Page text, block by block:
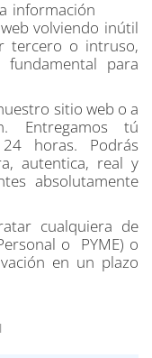
información
volviendo inútil
tercero o intruso,
para
sitio web o a
Entregamos tú
horas. Podrás
autentica, real y
absolutamente
cualquiera de
o PYME) o
en un plazo